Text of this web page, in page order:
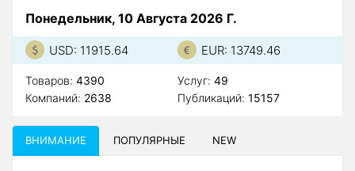
Понедельник, 10 Августа 2026 Г.
USD: 11915.64 EUR: 13749.46
Товаров: 4390
Компаний: 2638
Услуг: 49
Публикаций: 15157
ВНИМАНИЕ ПОПУЛЯРНЫЕ NEW